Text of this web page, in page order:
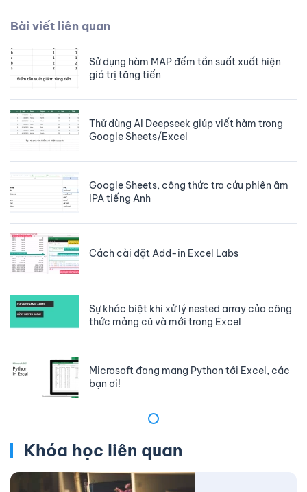
Bài viết liên quan
Sử dụng hàm MAP đếm tần suất xuất hiện
giá trị tăng tiến
Thử dùng AI Deepseek giúp viết hàm trong
Google Sheets/Excel
Google Sheets, công thức tra cứu phiên âm
IPA tiếng Anh
Cách cài đặt Add-in Excel Labs
Sự khác biệt khi xử lý nested array của công
thức mảng cũ và mới trong Excel
Microsoft đang mang Python tới Excel, các
bạn ơi!
Khóa học liên quan